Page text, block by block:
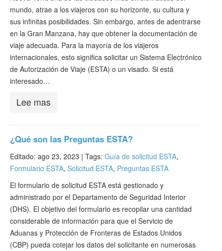
mundo, atrae a los viajeros con su horizonte, su cultura y
sus infinitas posibilidades. Sin embargo, antes de adentrarse
en la Gran Manzana, hay que obtener la documentación de
viaje adecuada. Para la mayoría de los viajeros
internacionales, esto significa solicitar un Sistema Electrónico
de Autorización de Viaje (ESTA) o un visado. Si está
interesado…
Lee mas
¿Qué son las Preguntas ESTA?
Editado: ago 23, 2023 | Tags: Guía de solicitud ESTA,
Formulario ESTA, Solicitud ESTA, Preguntas ESTA
El formulario de solicitud ESTA está gestionado y
administrado por el Departamento de Seguridad Interior
(DHS). El objetivo del formulario es recopilar una cantidad
considerable de información para que el Servicio de
Aduanas y Protección de Fronteras de Estados Unidos
(CBP) pueda cotejar los datos del solicitante en numerosas